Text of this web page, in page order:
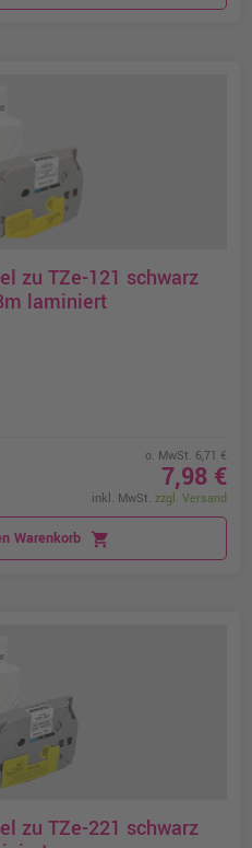
zu TZe-121 schwarz
laminiert
o. MwSt. 6,71 €
7,98 €
inkl. MwSt. zzgl. Versand
Warenkorb shopping_cart
zu TZe-221 schwarz